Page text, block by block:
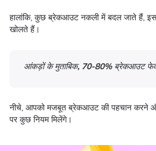
हालांकि, कुछ ब्रेकआउट नकली में बदल जाते हैं,
खोलते हैं।
आंकड़ों के मुताबिक, 70-80% ब्रेकआउट
नीचे, आपको मजबूत ब्रेकआउट की पहचान करने और
पर कुछ नियम मिलेंगे।